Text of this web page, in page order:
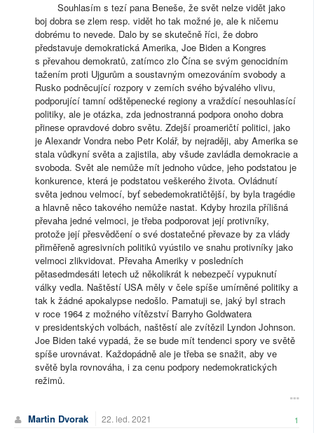
Souhlasím s tezí pana Beneše, že svět nelze vidět jako
boj dobra se zlem resp. vidět ho tak možné je, ale k ničemu
dobrému to nevede. Dalo by se skutečně říci, že dobro
představuje demokratická Amerika, Joe Biden a Kongres
s převahou demokratů, zatímco zlo Čína se svým genocidním
tažením proti Ujgurům a soustavným omezováním svobody a
Rusko podněcující rozpory v zemích svého bývalého vlivu,
podporující tamní odštěpenecké regiony a vraždící nesouhlasící
politiky, ale je otázka, zda jednostranná podpora onoho dobra
přinese opravdové dobro světu. Zdejší proameričtí politici, jako
je Alexandr Vondra nebo Petr Kolář, by nejraději, aby Amerika se
stala vůdkyní světa a zajistila, aby všude zavládla demokracie a
svoboda. Svět ale nemůže mít jednoho vůdce, jeho podstatou je
konkurence, která je podstatou veškerého života. Ovládnutí
světa jednou velmocí, byť sebedemokratičtější, by byla tragédie
a hlavně něco takového nemůže nastat. Kdyby hrozila přílišná
převaha jedné velmoci, je třeba podporovat její protivníky,
protože její přesvědčení o své dostatečné převaze by za vlády
přiměřeně agresivních politiků vyústilo ve snahu protivníky jako
velmoci zlikvidovat. Převaha Ameriky v posledních
pětasedmdesáti letech už několikrát k nebezpečí vypuknutí
války vedla. Naštěstí USA měly v čele spíše umírněné politiky a
tak k žádné apokalypse nedošlo. Pamatuji se, jaký byl strach
v roce 1964 z možného vítězství Barryho Goldwatera
v presidentských volbách, naštěstí ale zvítězil Lyndon Johnson.
Joe Biden také vypadá, že se bude mít tendenci spory ve světě
spíše urovnávat. Každopádně ale je třeba se snažit, aby ve
světě byla rovnováha, i za cenu podpory nedemokratických
režimů.
Martin Dvorak 22. led. 2021 1